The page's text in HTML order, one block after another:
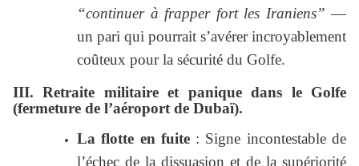
“continuer à frapper fort les Iraniens” —
un pari qui pourrait s’avérer incroyablement
coûteux pour la sécurité du Golfe.
III. Retraite militaire et panique dans le Golfe
(fermeture de l’aéroport de Dubaï).
La flotte en fuite: Signe incontestable de
l’échec de la dissuasion et de la supériorité